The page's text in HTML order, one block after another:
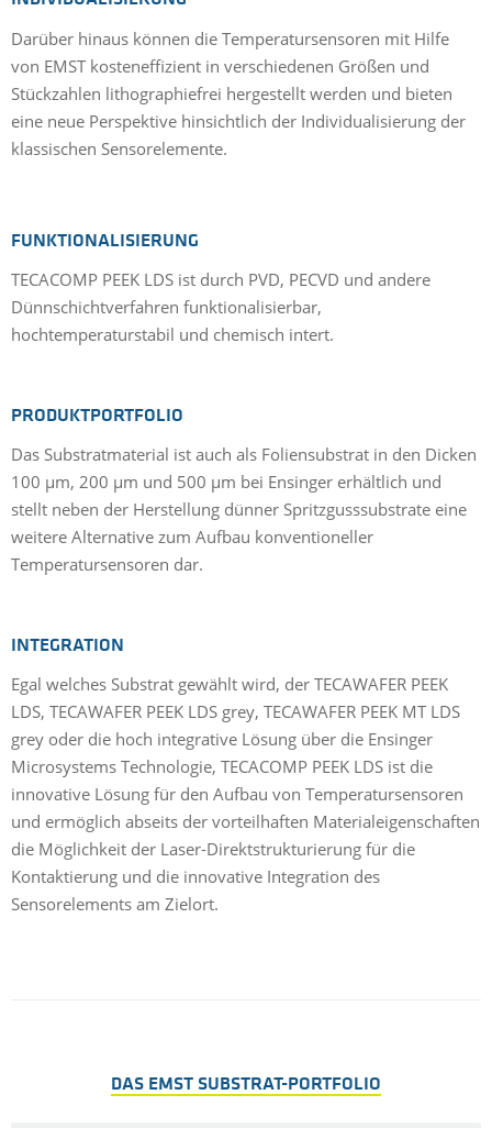
Darüber hinaus können die Temperatursensoren mit Hilfe
von EMST kosteneffizient in verschiedenen Größen und
Stückzahlen lithographiefrei hergestellt werden und bieten
eine neue Perspektive hinsichtlich der Individualisierung der
klassischen Sensorelemente.
FUNKTIONALISIERUNG
TECACOMP PEEK LDS ist durch PVD, PECVD und andere
Dünnschichtverfahren funktionalisierbar,
hochtemperaturstabil und chemisch intert.
PRODUKTPORTFOLIO
Das Substratmaterial ist auch als Foliensubstrat in den Dicken
100 µm, 200 µm und 500 µm bei Ensinger erhältlich und
stellt neben der Herstellung dünner Spritzgusssubstrate eine
weitere Alternative zum Aufbau konventioneller
Temperatursensoren dar.
INTEGRATION
Egal welches Substrat gewählt wird, der TECAWAFER PEEK
LDS, TECAWAFER PEEK LDS grey, TECAWAFER PEEK MT LDS
grey oder die hoch integrative Lösung über die Ensinger
Microsystems Technologie, TECACOMP PEEK LDS ist die
innovative Lösung für den Aufbau von Temperatursensoren
und ermöglich abseits der vorteilhaften Materialeigenschaften
die Möglichkeit der Laser-Direktstrukturierung für die
Kontaktierung und die innovative Integration des
Sensorelements am Zielort.
DAS EMST SUBSTRAT-PORTFOLIO